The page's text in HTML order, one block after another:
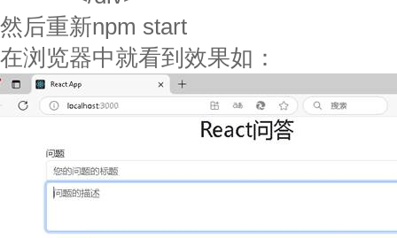
然后重新npm start
在浏览器中就看到效果如：